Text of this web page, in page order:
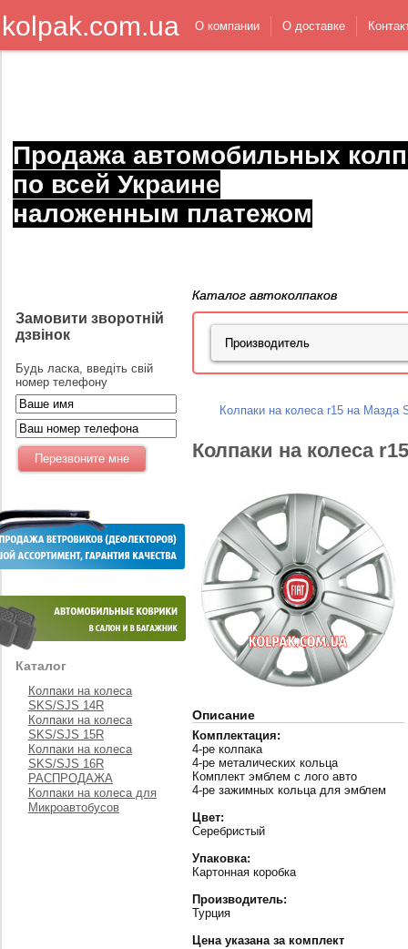
kolpak.com.ua О компании О доставке
Продажа автомобильных
по всей Украине
наложенным платежом
Замовити зворотній
дзвінок
Будь ласка, введіть свій
номер телефону
Каталог
Колпаки на колеса
SKS/SJS 14R
Колпаки на колеса
SKS/SJS 15R
Колпаки на колеса
SKS/SJS 16R
РАСПРОДАЖА
Колпаки на колеса для
Микроавтобусов
Каталог автоколпаков
Колпаки на колеса r15 на Мазда
Колпаки на колеса
Описание
Комплектация:
4-ре колпака
4-ре металических кольца
Комплект эмблем с лого авто
4-ре зажимных кольца для эмблем
Цвет:
Серебристый
Упаковка:
Картонная коробка
Производитель:
Турция
Цена указана за комплект